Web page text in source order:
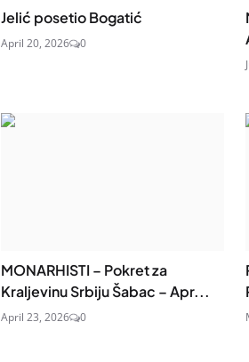
Jelić posetio Bogatić
April 20, 2026 0
MONARHISTI – Pokret za
Kraljevinu Srbiju Šabac – Apr...
April 23, 2026 0